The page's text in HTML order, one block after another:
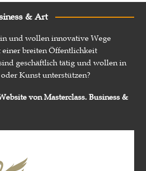
& Art
und wollen innovative Wege
breiten Öffentlichkeit
geschäftlich tätig und wollen in
Kunst unterstützen?
von Masterclass. Business &